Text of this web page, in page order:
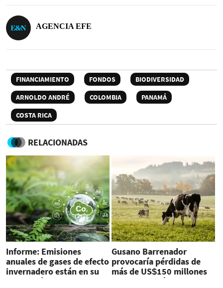
AGENCIA EFE
FINANCIAMIENTO FONDOS
BIODIVERSIDAD
ARNOLDO ANDRÉ
COLOMBIA
PANAMÁ
COSTA RICA
RELACIONADAS
Informe: Emisiones
anuales de gases de efecto
invernadero están en su
punto más alto
Gusano Barrenador
provocaría pérdidas de
más de US$150 millones
en Centroamérica